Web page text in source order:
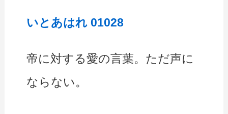
いとあはれ 01028
帝に対する愛の言葉。ただ声に
ならない。